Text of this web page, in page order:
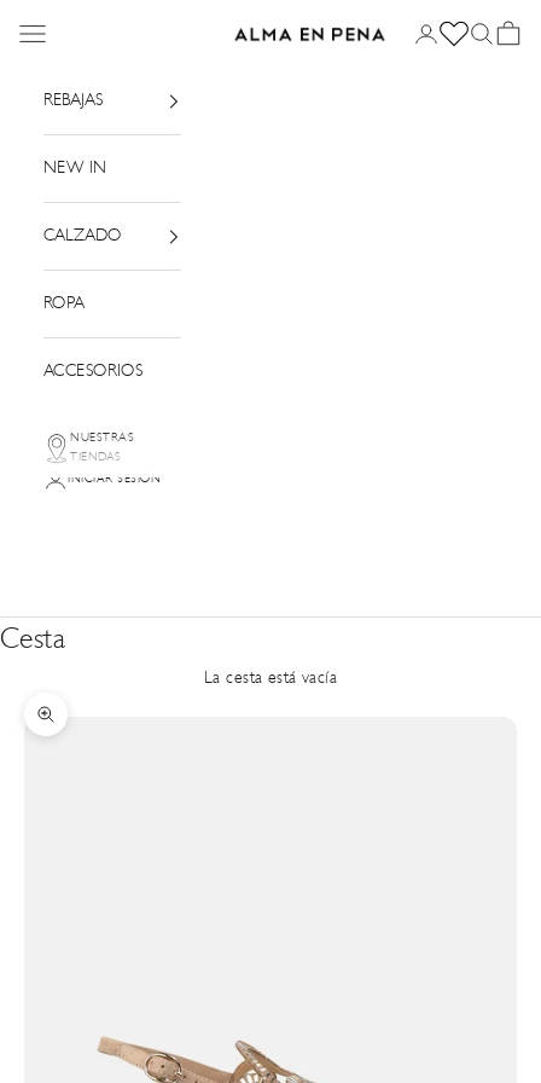
Alma en Pena
Menú Iniciar sesión
Buscar
Cesta
REBAJAS
NEW IN
CALZADO
ROPA
ACCESORIOS
NUESTRAS
TIENDAS
INICIAR SESIÓN
Cesta
La cesta está vacía
Zoom